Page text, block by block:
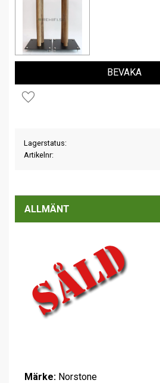
Lägg till i favoriter
BEVAKA
Lagerstatus
Artikelnr
ALLMÄNT
Märke: Norstone